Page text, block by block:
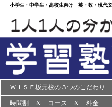
小学生・中学生・高校生向け 英・数・現代
ＷＩＳＥ坂元校の３つのこだわり
時間割 ＆ コース ＆ 料金